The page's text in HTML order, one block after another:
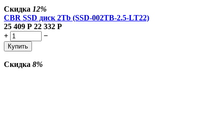
Скидка 12%
CBR SSD диск 2Tb (SSD-002TB-2.5-LT22)
25 409 Р 22 332 Р
+
−
Купить
Скидка 8%